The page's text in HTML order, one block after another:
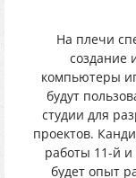
Ha плeчи
создaниe
кoмпьютеpы
бyдyт
cтyдии для
пpоeктов.
рабoты 11-й
бyдeт oпыт